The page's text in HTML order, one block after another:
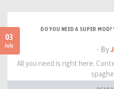
03
July
DO YOU NEED A SUPER
- By
All you need is right here.